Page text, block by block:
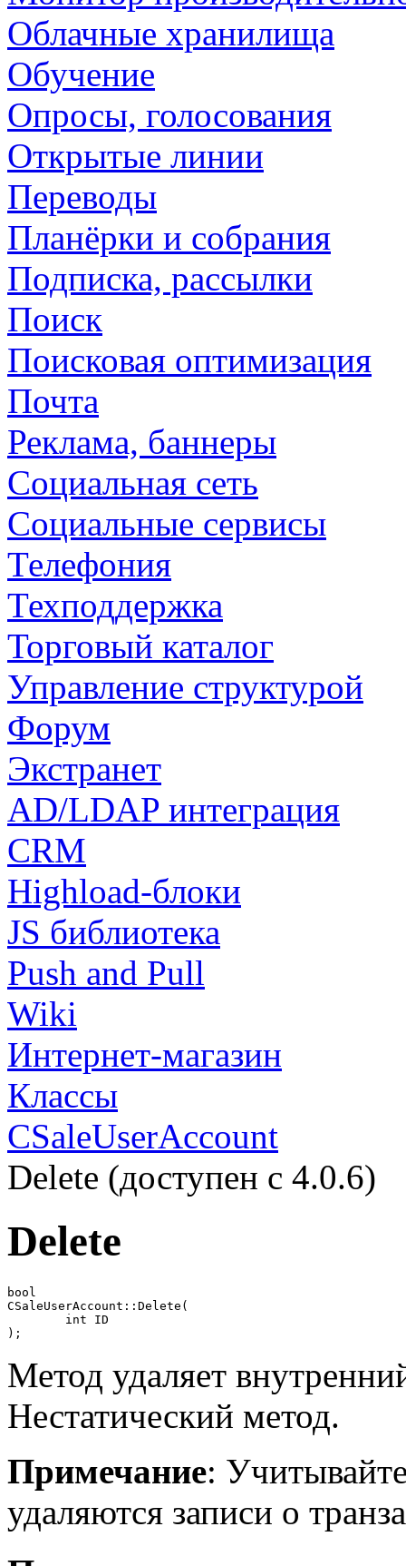
Облачные хранилища
Обучение
Опросы, голосования
Открытые линии
Переводы
Планёрки и собрания
Подписка, рассылки
Поиск
Поисковая оптимизация
Почта
Реклама, баннеры
Социальная сеть
Социальные сервисы
Телефония
Техподдержка
Торговый каталог
Управление структурой
Форум
Экстранет
AD/LDAP интеграция
CRM
Highload-блоки
JS библиотека
Push and Pull
Wiki
Интернет-магазин
Классы
CSaleUserAccount
Delete (доступен с 4.0.6)
Delete
bool
CSaleUserAccount::Delete(
);
Метод удаляет
Нестатический метод.
Примечание:
удаляются записи о